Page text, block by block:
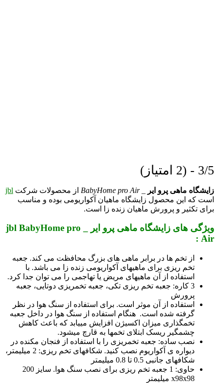
3/5 - (2 امتیاز)
زایشگاه ماهی پرو ایر _
BabyHome pro Air از محصولات شرکت jbl
است که این محصول زایشگاه ماهیان آکواریومی بوده و مناسب
برای تکثیر و پرورش ماهیان زنده زا است.
ویژگی های زایشگاه ماهی پرو ایر _ jbl BabyHome pro
Air :
از تخم ها در برابر ماهی­ های بزرگ محافظت می کند. جعبه
تخم ریزی برای ماهی­های آکواریومی زنده ­زا می باشد. با
استفاده از آن ماهی­های مریض یا تهاجمی را می توان جدا کرد.
3 کاره: جعبه تخم ریزی تکی، جعبه تخم­ریزی دوتایی، جعبه
پرورش
استفاده از آن موثر است. برای استفاده از سنگ هوا در نظر
گرفته شده است. هنگام استفاده از سنگ هوا در داخل جعبه
تخم­گذاری میزان اکسیژن افزایش می­یابد که باعث کاهش
چشمگیر ریسک ابتلای تخم­ها به قارچ می­شود.
نصب ساده: جعبه تخمریزی را با استفاده از فنجان مکنده در
دیواره­ ی آکواریوم نصب کنید. شکاف­های تخم ریزی: 2 میلیمتر،
شکاف­های جانبی 0.5 تا 0.8 میلیمتر
حاوی: 1 جعبه تخم ریزی برای نصب سنگ هوا. سایز 200
x98x98 میلیمتر